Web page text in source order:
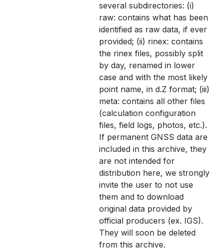
several subdirectories: (i)
raw: contains what has been
identified as raw data, if ever
provided; (ii) rinex: contains
the rinex files, possibly split
by day, renamed in lower
case and with the most likely
point name, in d.Z format; (iii)
meta: contains all other files
(calculation configuration
files, field logs, photos, etc.).
If permanent GNSS data are
included in this archive, they
are not intended for
distribution here, we strongly
invite the user to not use
them and to download
original data provided by
official producers (ex. IGS).
They will soon be deleted
from this archive.